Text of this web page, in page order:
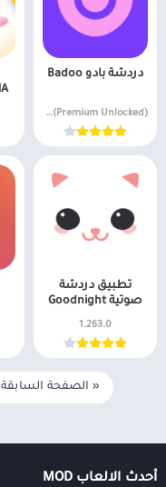
دردشة بادو Badoo
v5.313.0 MOD APK (Premium Unlocked)
تطبيق دردشة
صوتية Goodnight
1.263.0
« الصفحة السابقة
أحدث الالعاب MOD